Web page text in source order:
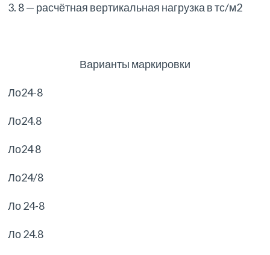
3. 8 — расчётная вертикальная нагрузка в тс/м2
Варианты маркировки
Ло24-8
Ло24.8
Ло24 8
Ло24/8
Ло 24-8
Ло 24.8